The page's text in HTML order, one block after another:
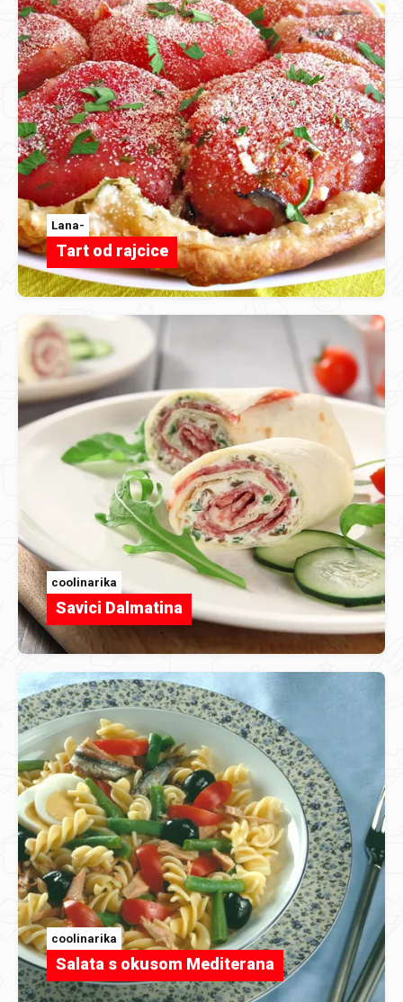
Lana-
Tart od rajcice
coolinarika
Savici Dalmatina
coolinarika
Salata s okusom Mediterana